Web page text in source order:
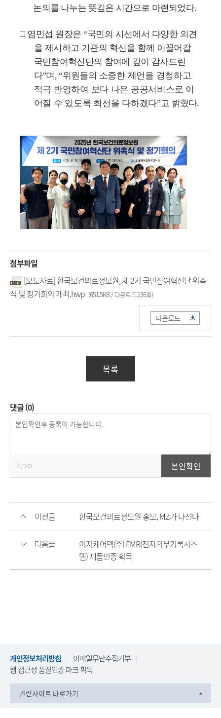
논의를 나누는 뜻깊은 시간으로 마련되었다.
□ 염민섭 원장은 “국민의 시선에서 다양한 의견
을 제시하고 기관의 혁신을 함께 이끌어갈
국민참여혁신단의 참여에 깊이 감사드린
다”며 , “위원들의 소중한 제언을 경청하고
적극 반영하여 보다 나은 공공서비스로 이
어질 수 있도록 최선을 다하겠다”고 밝혔다.
첨부파일
[보도자료] 한국보건의료정보원, 제 2기 국민참여혁신단 위촉
식 및 정기회의 개최.hwp (651.5KB / 다운로드:236회)
다운로드
목록
댓글(0)
0/ 200 본인확인
이전글 한국보건의료정보원 홍보, MZ가 나선다
다음글
이지케어텍(주) EMR(전자의무기록시스
템) 제품인증 획득
개인정보처리방침
이메일무단수집거부
웹 접근성 품질인증 마크 획득
관련사이트 바로가기